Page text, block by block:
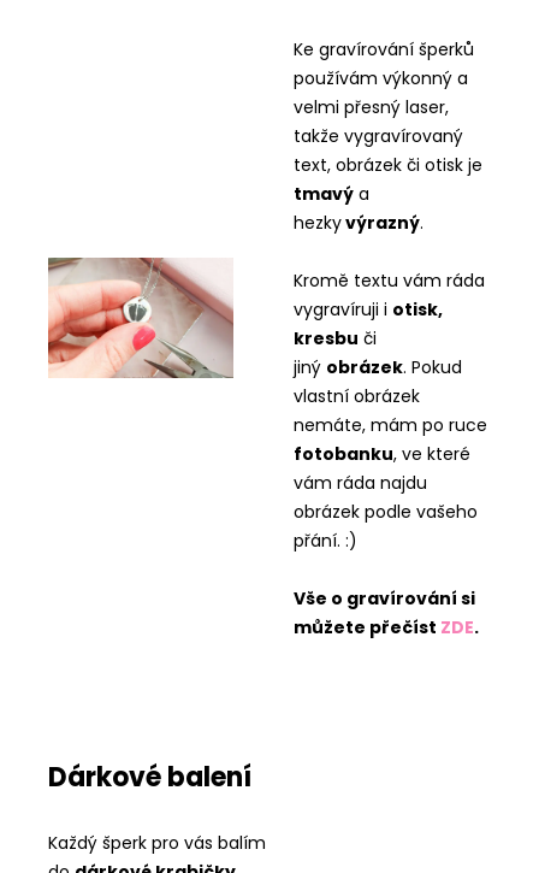
Ke gravírování šperků
používám výkonný a
velmi přesný laser,
takže vygravírovaný
text, obrázek či otisk je
tmavý a
hezkyvýrazný.
Kromě textu vám ráda
vygravíruji i otisk,
kresbu či
jiný obrázek. Pokud
vlastní obrázek
nemáte, mám po ruce
fotobanku, ve které
vám ráda najdu
obrázek podle vašeho
přání. :)
Vše o gravírování si
můžete přečíst ZDE.
Dárkové balení
Každý šperk pro vás balím